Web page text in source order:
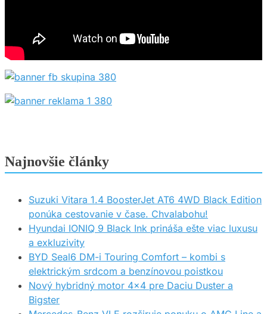
Najnovšie články
Suzuki Vitara 1.4 BoosterJet AT6 4WD Black Edition
ponúka cestovanie v čase. Chvalabohu!
Hyundai IONIQ 9 Black Ink prináša ešte viac luxusu
a exkluzivity
BYD Seal6 DM-i Touring Comfort – kombi s
elektrickým srdcom a benzínovou poistkou
Nový hybridný motor 4×4 pre Daciu Duster a
Bigster